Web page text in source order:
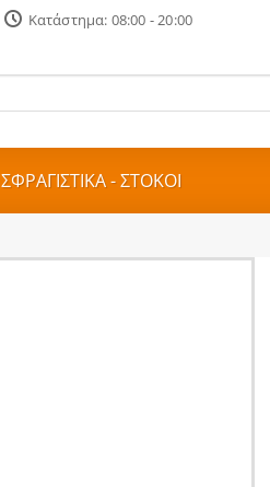
Κατάστημα: 08:00 - 20:00
ΣΦΡΑΓΙΣΤΙΚΑ - ΣΤΟΚΟΙ